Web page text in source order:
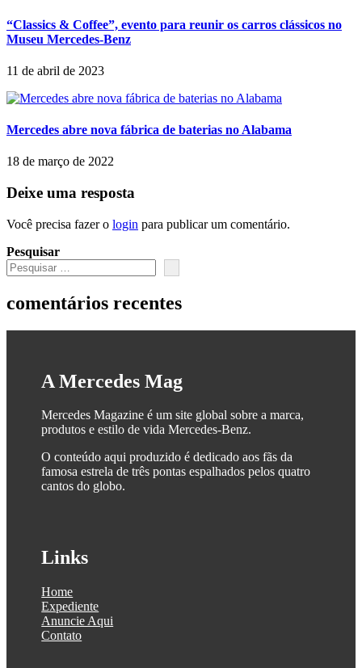
“Classics & Coffee”, evento para reunir os carros clássicos no
Museu Mercedes-Benz
11 de abril de 2023
Mercedes abre nova fábrica de baterias no Alabama
18 de março de 2022
Deixe uma resposta
Você precisa fazer o login para publicar um comentário.
Pesquisar
comentários recentes
A Mercedes Mag
Mercedes Magazine é um site global sobre a marca,
produtos e estilo de vida Mercedes-Benz.
O conteúdo aqui produzido é dedicado aos fãs da
famosa estrela de três pontas espalhados pelos quatro
cantos do globo.
Links
Home
Expediente
Anuncie Aqui
Contato